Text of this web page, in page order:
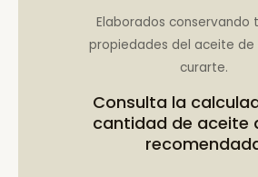
Elaborados conservando
propiedades del aceite de
curarte.
Consulta la
cantidad de aceite